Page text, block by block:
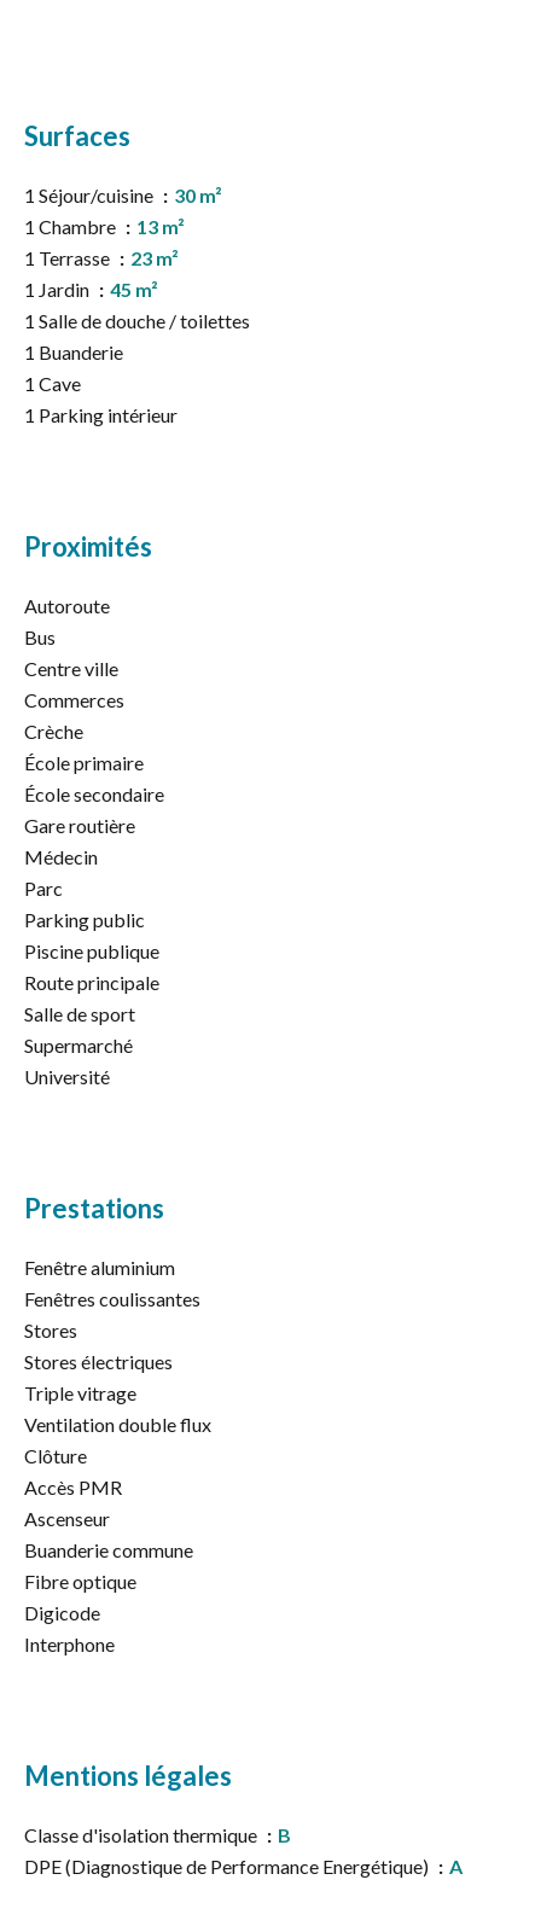
Surfaces
1 Séjour/cuisine
30 m²
1 Chambre
13 m²
1 Terrasse
23 m²
1 Jardin
45 m²
1 Salle de douche / toilettes
1 Buanderie
1 Cave
1 Parking intérieur
Proximités
Autoroute
Bus
Centre ville
Commerces
Crèche
École primaire
École secondaire
Gare routière
Médecin
Parc
Parking public
Piscine publique
Route principale
Salle de sport
Supermarché
Université
Prestations
Fenêtre aluminium
Fenêtres coulissantes
Stores
Stores électriques
Triple vitrage
Ventilation double flux
Clôture
Accès PMR
Ascenseur
Buanderie commune
Fibre optique
Digicode
Interphone
Mentions légales
Classe d'isolation thermique
B
DPE (Diagnostique de Performance Energétique)
A